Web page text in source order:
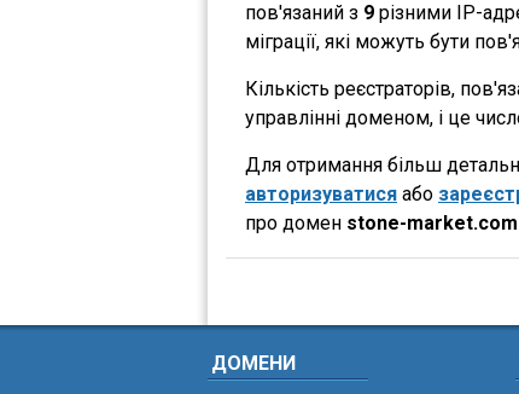
пов'язаний з 9 різними IP-
міграції, які можуть бути
Кількість реєстраторів,
управлінні доменом, і це
Для отримання більш
авторизуватися або
про домен stone-
ДОМЕНИ